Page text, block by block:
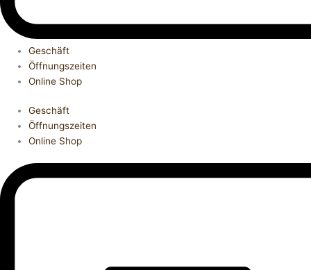
Geschäft
Öffnungszeiten
Online Shop
Geschäft
Öffnungszeiten
Online Shop